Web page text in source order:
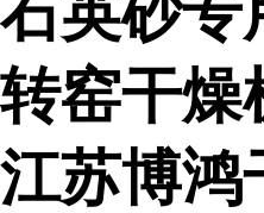
石英砂专
转窑干燥
江苏博鸿